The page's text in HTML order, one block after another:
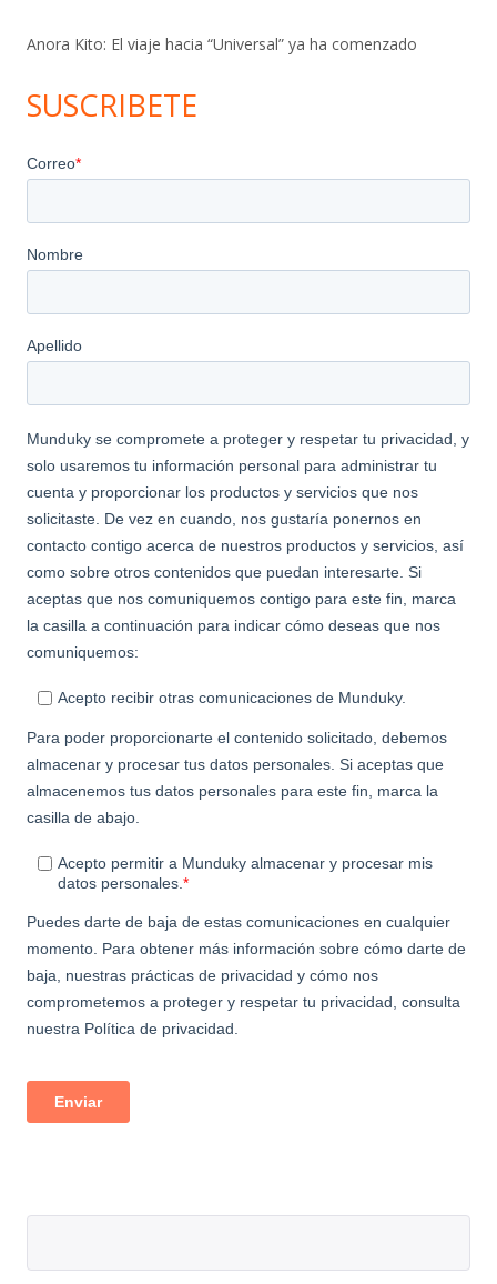
Anora Kito: El viaje hacia “Universal” ya ha comenzado
SUSCRIBETE